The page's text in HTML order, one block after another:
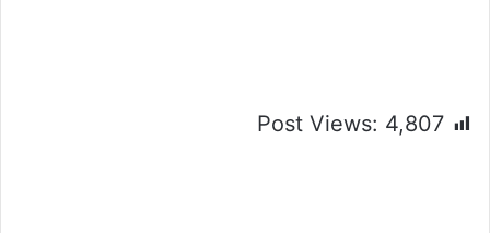
Post Views: 4,807